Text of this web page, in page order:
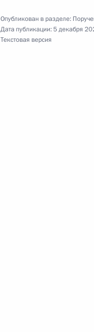
Опубликован в разделе:
Дата публикации:5 декабря
Текстовая версия